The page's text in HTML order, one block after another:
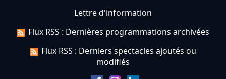
Lettre d'information
Flux RSS : Dernières programmations archivées
Flux RSS : Derniers spectacles ajoutés ou
modifiés